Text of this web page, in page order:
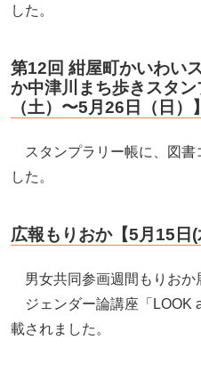
した。
第12回 紺屋町かいわい
か中津川まち歩きスタ
（土）〜5月26日（日）】
スタンプラリー帳に、図書
した。
広報もりおか【5月15日(
男女共同参画週間もりおか
ジェンダー論講座「LOOK
載されました。